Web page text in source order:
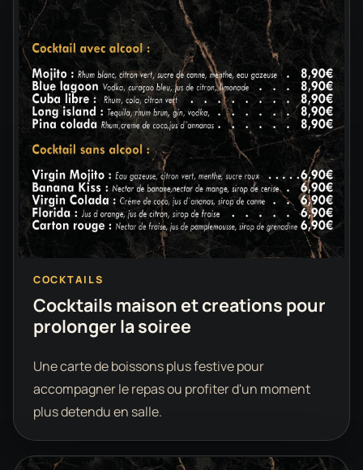
COCKTAILS
Cocktails maison et creations pour
prolonger la soiree
Une carte de boissons plus festive pour
accompagner le repas ou profiter d'un moment
plus detendu en salle.